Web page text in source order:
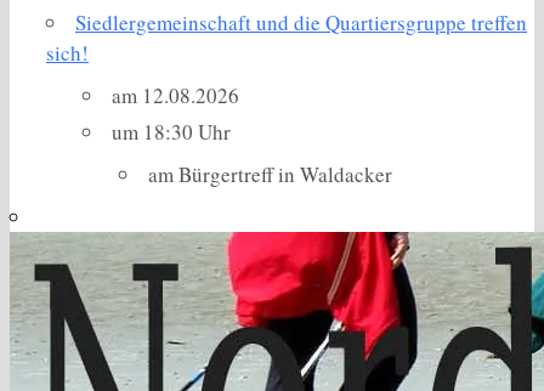
Siedlergemeinschaft und die Quartiersgruppe treffen
sich!
am 12.08.2026
um 18:30 Uhr
am Bürgertreff in Waldacker